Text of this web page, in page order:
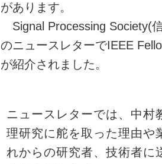
があります。
Signal Processing Society(
のニュースレターでIEEE
が紹介されました。
ニュースレターでは、中村
理研究に舵を取った理由や
れからの研究者、技術者に